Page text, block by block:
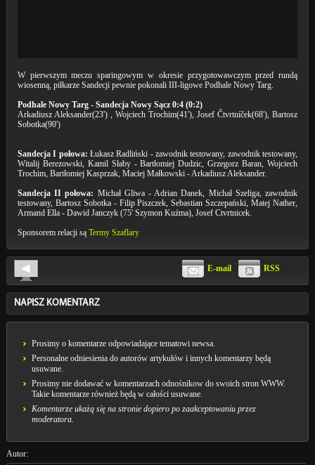
W pierwszym meczu sparingowym w okresie przygotowawczym przed rundą
wiosenną, piłkarze Sandecji pewnie pokonali III-ligowe Podhale Nowy Targ.
Podhale Nowy Targ - Sandecja Nowy Sącz 0:4 (0:2)
Arkadiusz Aleksander(23') , Wojciech Trochim(41'), Josef Čtvrtníček(68'), Bartosz
Sobotka(90')
Sandecja I połowa: Łukasz Radliński - zawodnik testowany, zawodnik testowany,
Witalij Berezowski, Kamil Słaby - Bartłomiej Dudzic, Grzegorz Baran, Wojciech
Trochim, Bartłomiej Kasprzak, Maciej Małkowski - Arkadiusz Aleksander.
Sandecja II połowa: Michał Gliwa - Adrian Danek, Michał Szeliga, zawodnik
testowany, Bartosz Sobotka - Filip Piszczek, Sebastian Szczepański, Matej Nather,
Armand Ella - Dawid Janczyk (75' Szymon Kuźma), Josef Ctvrtnicek.
Sponsorem relacji są Termy Szaflary
E-mail RSS
NAPISZ KOMENTARZ
Prosimy o komentarze odpowiadające tematowi newsa.
Personalne odniesienia do autorów artykułów i innych komentarzy będą
usuwane.
Prosimy nie dodawać w komentarzach odnośnikow do swoich stron WWW.
Takie komentarze również będą w całości usuwane.
Komentarze ukażą się na stronie dopiero po zaakceptowaniu przez
moderatora.
Autor: